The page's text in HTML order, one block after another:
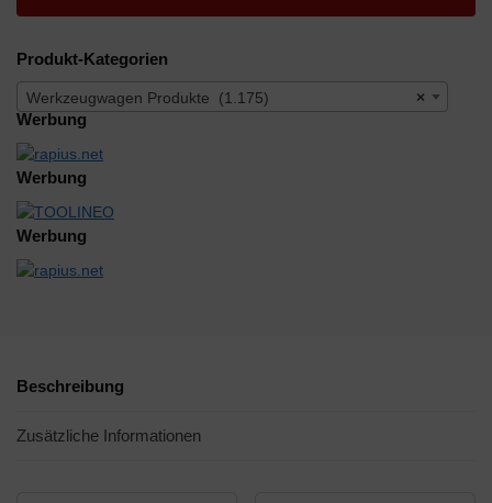
Produkt-Kategorien
×
Werkzeugwagen Produkte (1.175)
Werbung
Werbung
Werbung
Beschreibung
Zusätzliche Informationen